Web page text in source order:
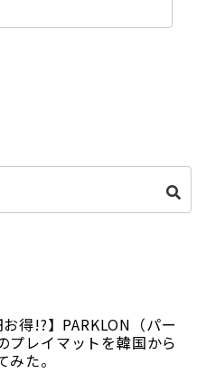
お得!?】PARKLON（パー
プレイマットを韓国から
た。